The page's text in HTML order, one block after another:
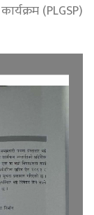
(PLGSP)